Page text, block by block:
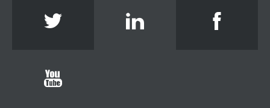
Twitter Linkedin
Youtube